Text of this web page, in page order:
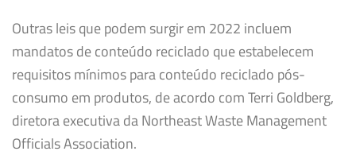
Outras leis que podem surgir em 2022 incluem
mandatos de conteúdo reciclado que estabelecem
requisitos mínimos para conteúdo reciclado pós-
consumo em produtos, de acordo com Terri Goldberg,
diretora executiva da Northeast Waste Management
Officials Association.